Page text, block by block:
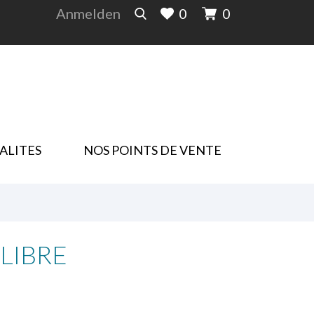
Anmelden 0 0
NOS POINTS DE VENTE